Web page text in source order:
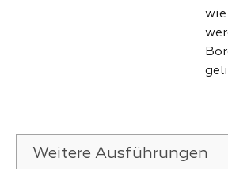
wie
Weitere Ausführungen